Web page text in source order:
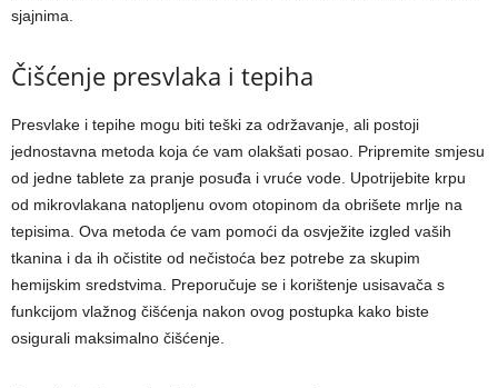
sjajnima.
Čišćenje presvlaka i tepiha
Presvlake i tepihe mogu biti teški za održavanje, ali postoji
jednostavna metoda koja će vam olakšati posao. Pripremite smjesu
od jedne tablete za pranje posuđa i vruće vode. Upotrijebite krpu
od mikrovlakana natopljenu ovom otopinom da obrišete mrlje na
tepisima. Ova metoda će vam pomoći da osvježite izgled vaših
tkanina i da ih očistite od nečistoća bez potrebe za skupim
hemijskim sredstvima. Preporučuje se i korištenje usisavača s
funkcijom vlažnog čišćenja nakon ovog postupka kako biste
osigurali maksimalno čišćenje.